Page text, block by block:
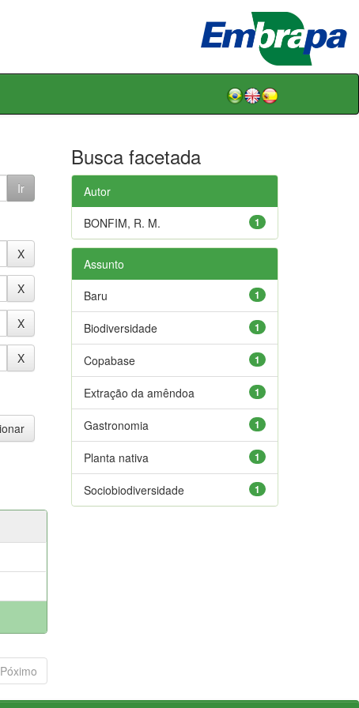
Póximo
Busca facetada
Autor
1
BONFIM, R. M.
Assunto
1
Baru
1
Biodiversidade
1
Copabase
1
Extração da amêndoa
1
Gastronomia
1
Planta nativa
1
Sociobiodiversidade